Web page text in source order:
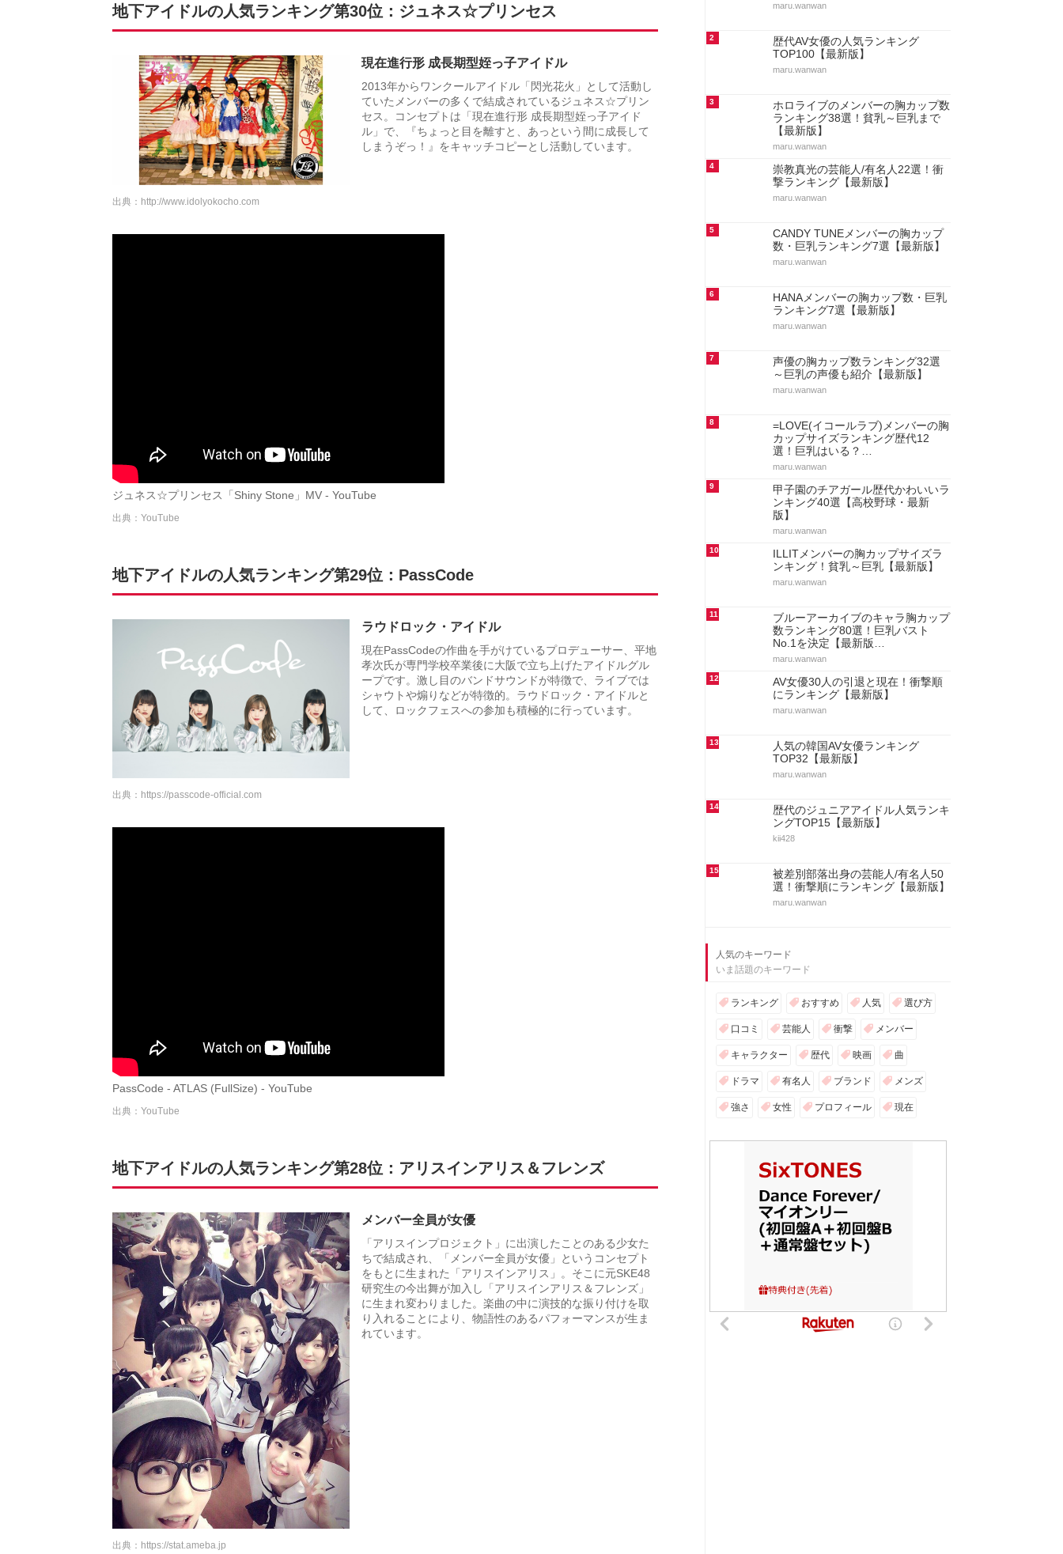
地下アイドルの人気ランキング第30位：ジュネス☆プリンセス
現在進行形 成長期型姪っ子アイドル
2013年からワンクールアイドル「閃光花火」として活動し
ていたメンバーの多くで結成されているジュネス☆プリン
セス。コンセプトは「現在進行形 成長期型姪っ子アイド
ル」で、『ちょっと目を離すと、あっという間に成長して
しまうぞっ！』をキャッチコピーとし活動しています。
出典： http://www.idolyokocho.com
ジュネス☆プリンセス「Shiny Stone」MV - YouTube
出典：YouTube
地下アイドルの人気ランキング第29位：PassCode
ラウドロック・アイドル
現在PassCodeの作曲を手がけているプロデューサー、平地
孝次氏が専門学校卒業後に大阪で立ち上げたアイドルグル
ープです。激し目のバンドサウンドが特徴で、ライブでは
シャウトや煽りなどが特徴的。ラウドロック・アイドルと
して、ロックフェスへの参加も積極的に行っています。
出典： https://passcode-official.com
PassCode - ATLAS (FullSize) - YouTube
出典：YouTube
地下アイドルの人気ランキング第28位：アリスインアリス＆フレンズ
メンバー全員が女優
「アリスインプロジェクト」に出演したことのある少女た
ちで結成され、「メンバー全員が女優」というコンセプト
をもとに生まれた「アリスインアリス」。そこに元SKE48
研究生の今出舞が加入し「アリスインアリス＆フレンズ」
に生まれ変わりました。楽曲の中に演技的な振り付けを取
り入れることにより、物語性のあるパフォーマンスが生ま
れています。
出典： https://stat.ameba.jp
maru.wanwan
2
歴代AV女優の人気ランキング
TOP100【最新版】
maru.wanwan
3
ホロライブのメンバーの胸カップ数
ランキング38選！貧乳～巨乳まで
【最新版】
maru.wanwan
4
崇教真光の芸能人/有名人22選！衝
撃ランキング【最新版】
maru.wanwan
5
CANDY TUNEメンバーの胸カップ
数・巨乳ランキング7選【最新版】
maru.wanwan
6
HANAメンバーの胸カップ数・巨乳
ランキング7選【最新版】
maru.wanwan
7
声優の胸カップ数ランキング32選
～巨乳の声優も紹介【最新版】
maru.wanwan
8
=LOVE(イコールラブ)メンバーの胸
カップサイズランキング歴代12
選！巨乳はいる？…
maru.wanwan
9
甲子園のチアガール歴代かわいいラ
ンキング40選【高校野球・最新
版】
maru.wanwan
10
ILLITメンバーの胸カップサイズラ
ンキング！貧乳～巨乳【最新版】
maru.wanwan
11
ブルーアーカイブのキャラ胸カップ
数ランキング80選！巨乳バスト
No.1を決定【最新版…
maru.wanwan
12
AV女優30人の引退と現在！衝撃順
にランキング【最新版】
maru.wanwan
13
人気の韓国AV女優ランキング
TOP32【最新版】
maru.wanwan
14
歴代のジュニアアイドル人気ランキ
ングTOP15【最新版】
kii428
15
被差別部落出身の芸能人/有名人50
選！衝撃順にランキング【最新版】
maru.wanwan
人気のキーワード
いま話題のキーワード
ランキング おすすめ 人気 選び方
口コミ 芸能人 衝撃 メンバー
キャラクター 歴代 映画 曲
ドラマ 有名人 ブランド メンズ
強さ 女性 プロフィール 現在